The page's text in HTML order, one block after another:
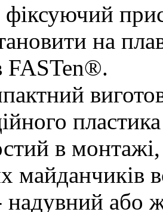
фіксуючий
на
FASTen®.
в
майданчиків
надувний або